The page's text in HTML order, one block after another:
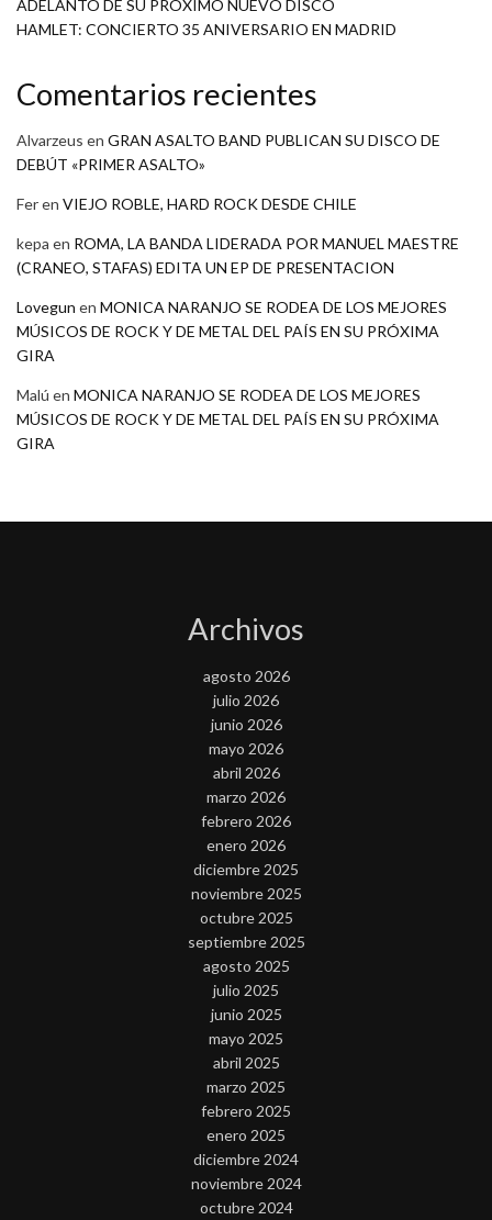
ADELANTO DE SU PRÓXIMO NUEVO DISCO
HAMLET: CONCIERTO 35 ANIVERSARIO EN MADRID
Comentarios recientes
Alvarzeus en GRAN ASALTO BAND PUBLICAN SU DISCO DE
DEBÚT «PRIMER ASALTO»
Feren VIEJO ROBLE, HARD ROCK DESDE CHILE
kepa en ROMA, LA BANDA LIDERADA POR MANUEL MAESTRE
(CRANEO, STAFAS) EDITA UN EP DE PRESENTACION
Lovegun en MONICA NARANJO SE RODEA DE LOS MEJORES
MÚSICOS DE ROCK Y DE METAL DEL PAÍS EN SU PRÓXIMA
GIRA
Malú en MONICA NARANJO SE RODEA DE LOS MEJORES
MÚSICOS DE ROCK Y DE METAL DEL PAÍS EN SU PRÓXIMA
GIRA
Archivos
agosto 2026
julio 2026
junio 2026
mayo 2026
abril 2026
marzo 2026
febrero 2026
enero 2026
diciembre 2025
noviembre 2025
octubre 2025
septiembre 2025
agosto 2025
julio 2025
junio 2025
mayo 2025
abril 2025
marzo 2025
febrero 2025
enero 2025
diciembre 2024
noviembre 2024
octubre 2024